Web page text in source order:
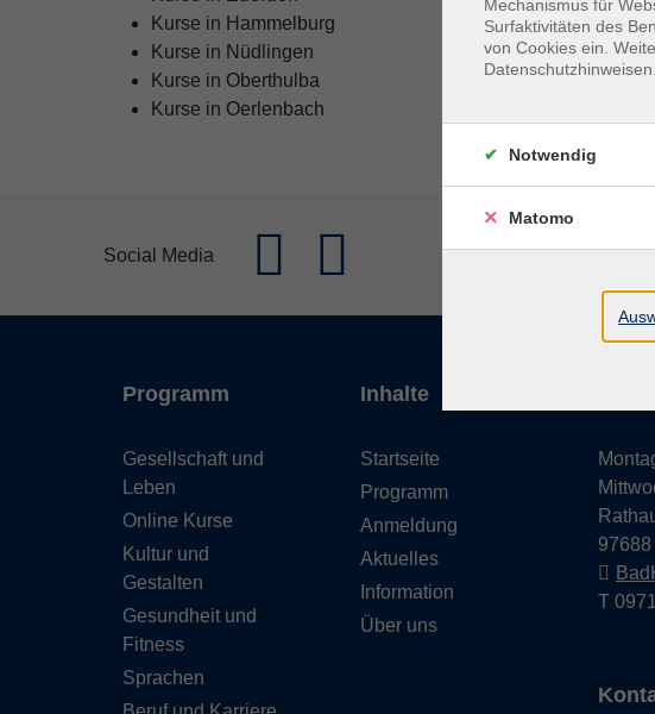
Kurse in Hammelburg
Kurse in Nüdlingen
Kurse in Oberthulba
Kurse in Oerlenbach
Social Media
Programm
Gesellschaft und
Leben
Online Kurse
Kultur und
Gestalten
Gesundheit und
Fitness
Sprachen
Inhalte
Startseite
Programm
Anmeldung
Aktuelles
Information
Über uns
T
Mechanismus für
Surfaktivitäten des
von Cookies ein.
Datenschutzhinweisen.
Notwendig
Matomo